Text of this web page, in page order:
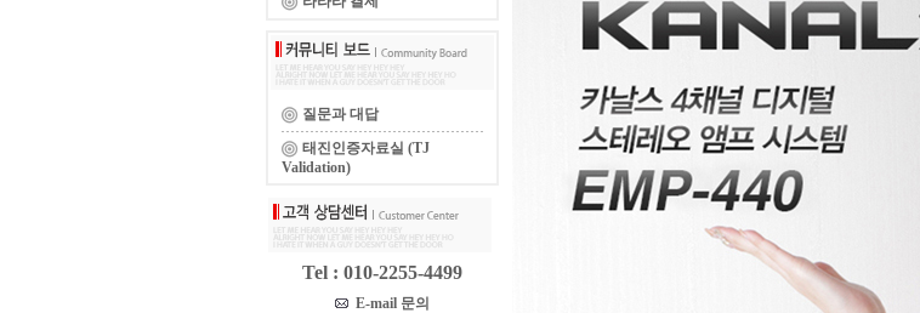
질문과 대답
태진인증자료실 (TJ
Validation)
Tel : 010-2255-4499
E-mail 문의